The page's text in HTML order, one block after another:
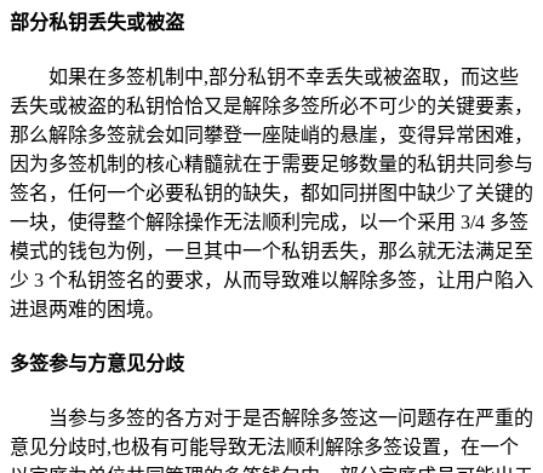
部分私钥丢失或被盗
如果在多签机制中,部分私钥不幸丢失或被盗取，而这些
丢失或被盗的私钥恰恰又是解除多签所必不可少的关键要素，
那么解除多签就会如同攀登一座陡峭的悬崖，变得异常困难，
因为多签机制的核心精髓就在于需要足够数量的私钥共同参与
签名，任何一个必要私钥的缺失，都如同拼图中缺少了关键的
一块，使得整个解除操作无法顺利完成，以一个采用 3/4 多签
模式的钱包为例，一旦其中一个私钥丢失，那么就无法满足至
少 3 个私钥签名的要求，从而导致难以解除多签，让用户陷入
进退两难的困境。
多签参与方意见分歧
当参与多签的各方对于是否解除多签这一问题存在严重的
意见分歧时,也极有可能导致无法顺利解除多签设置，在一个